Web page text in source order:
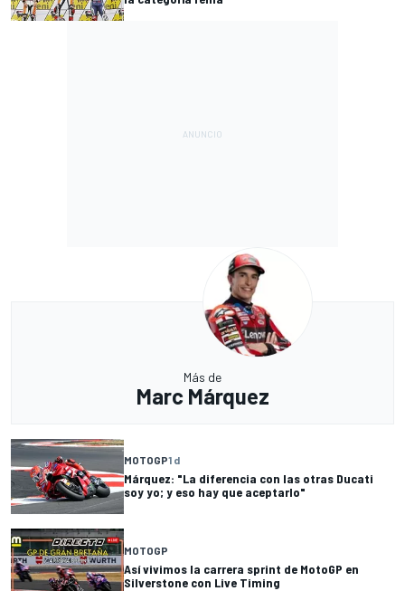
Más de
Marc Márquez
MOTOGP1 d
Márquez: "La diferencia con las otras Ducati
soy yo; y eso hay que aceptarlo"
MOTOGP
Así vivimos la carrera sprint de MotoGP en
Silverstone con Live Timing